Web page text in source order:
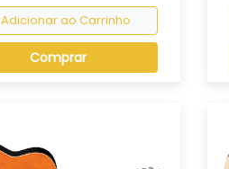
Adicionar ao Carrinho
Comprar